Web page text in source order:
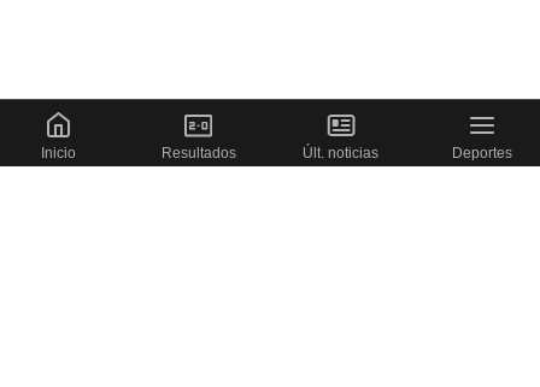
Inicio Resultados Últ. noticias Deportes